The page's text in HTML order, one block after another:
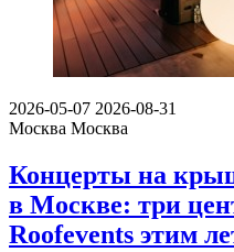
2026-05-07 2026-08-31
Москва Москва
Концерты на
в Москве: три
Roofevents этим